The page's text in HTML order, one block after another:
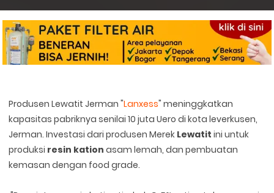
Produsen Lewatit Jerman "Lanxess" meninggkatkan
kapasitas pabriknya senilai 10 juta Uero di kota leverkusen,
Jerman. Investasi dari produsen Merek Lewatit ini untuk
produksi resin kation asam lemah, dan pembuatan
kemasan dengan food grade.